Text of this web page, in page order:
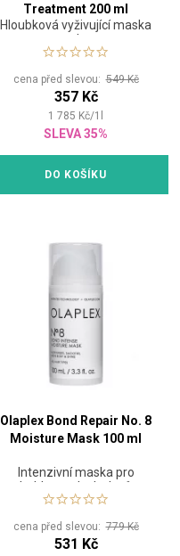
Treatment 200 ml
Hloubková vyživující maska
na vlasy
cena před slevou:549 Kč
357 Kč
1 785 Kč/1
SLEVA 35%
DO KOŠÍKU
Olaplex Bond Repair No. 8
Moisture Mask 100 ml
Intenzivní maska pro
hebkost a lesk vlasů
cena před slevou:779 Kč
531 Kč